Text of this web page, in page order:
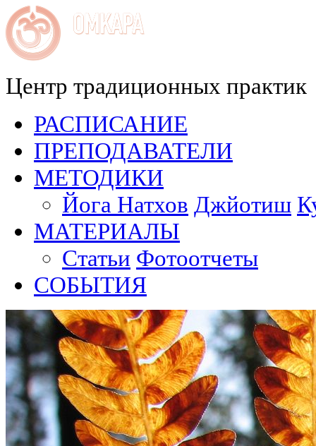
Центр традиционных практик
РАСПИСАНИЕ
ПРЕПОДАВАТЕЛИ
МЕТОДИКИ
Йога Натхов Джйотиш
МАТЕРИАЛЫ
Статьи Фотоотчеты
СОБЫТИЯ